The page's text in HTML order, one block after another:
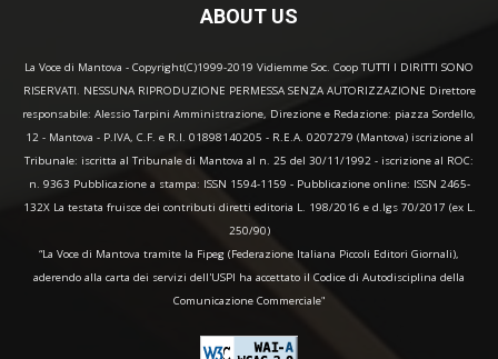
ABOUT US
La Voce di Mantova - Copyright(C)1999-2019 Vidiemme Soc. Coop TUTTI I DIRITTI SONO
RISERVATI. NESSUNA RIPRODUZIONE PERMESSA SENZA AUTORIZZAZIONE Direttore
responsabile: Alessio Tarpini Amministrazione, Direzione e Redazione: piazza Sordello,
12 - Mantova - P.IVA, C.F. e R.I. 01898140205 - R.E.A. 0207279 (Mantova) iscrizione al
Tribunale: iscritta al Tribunale di Mantova al n. 25 del 30/11/1992 - iscrizione al ROC:
n. 9363 Pubblicazione a stampa: ISSN 1594-1159 - Pubblicazione online: ISSN 2465-
132X La testata fruisce dei contributi diretti editoria L. 198/2016 e d.lgs 70/2017 (ex L.
250/90)
“La Voce di Mantova tramite la Fipeg (Federazione Italiana Piccoli Editori Giornali),
aderendo alla carta dei servizi dell'USPI ha accettato il Codice di Autodisciplina della
Comunicazione Commerciale"